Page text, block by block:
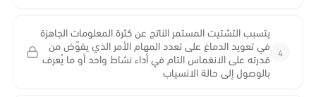
4
يتسبب التشتيت المستمر الناتج عن كثرة المعلومات الجاهزة
في تعويد الدماغ على تعدد المهام الأمر الذي يقوّض من
قدرته على الانغماس التام في أداء نشاط واحد أو ما يُعرف
بالوصول إلى حالة الانسياب